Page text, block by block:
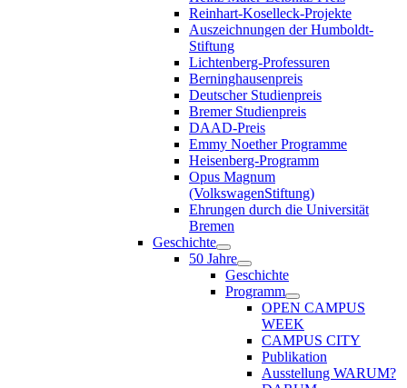
Reinhart-Koselleck-Projekte
Auszeichnungen der Humboldt-
Stiftung
Lichtenberg-Professuren
Berninghausenpreis
Deutscher Studienpreis
Bremer Studienpreis
DAAD-Preis
Emmy Noether Programme
Heisenberg-Programm
Opus Magnum
(VolkswagenStiftung)
Ehrungen durch die Universität
Bremen
Geschichte
50 Jahre
Geschichte
Programm
OPEN CAMPUS
WEEK
CAMPUS CITY
Publikation
Ausstellung WARUM?